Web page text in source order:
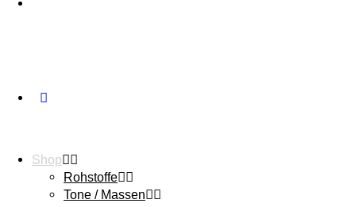
Shop
Rohstoffe
Tone / Massen